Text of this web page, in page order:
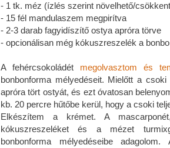
- 1 tk. méz (ízlés szerint növelhető/
- 15 fél mandulaszem megpirítva
- 2-3 darab fagyidíszítő ostya apróra törve
- opcionálisan még kókuszreszelék a
A fehércsokoládét megolvasztom és
bonbonforma mélyedéseit. Mielőtt a
apróra tört ostyát, és ezt óvatosan
kb. 20 percre hűtőbe kerül, hogy a csoki
Elkészítem a krémet. A
kókuszreszeléket és a mézet
bonbonforma mélyedéseibe